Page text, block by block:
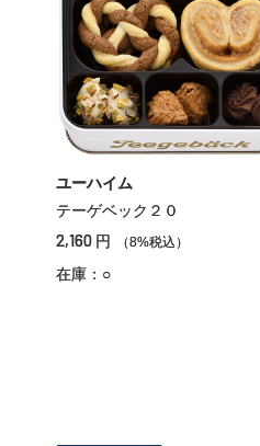
ユーハイム
テーゲベック２０
2,160 円 （8%税込）
在庫：○